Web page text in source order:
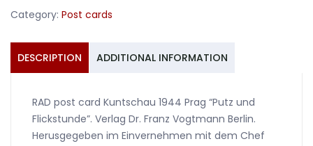
Prag
und
Flickstunde"
Category: Post cards
DESCRIPTION ADDITIONAL INFORMATION
RAD post card Kuntschau 1944 Prag “Putz und
Flickstunde”. Verlag Dr. Franz Vogtmann Berlin.
Herusgegeben im Einvernehmen mit dem Chef